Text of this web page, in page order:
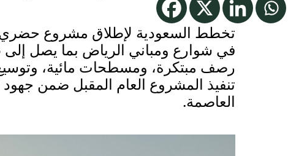
تخطط السعودية لإطلاق مشروع
رصف مبتكرة، ومسطحات مائية،
تنفيذ المشروع العام المقبل ضمن
العاصمة.